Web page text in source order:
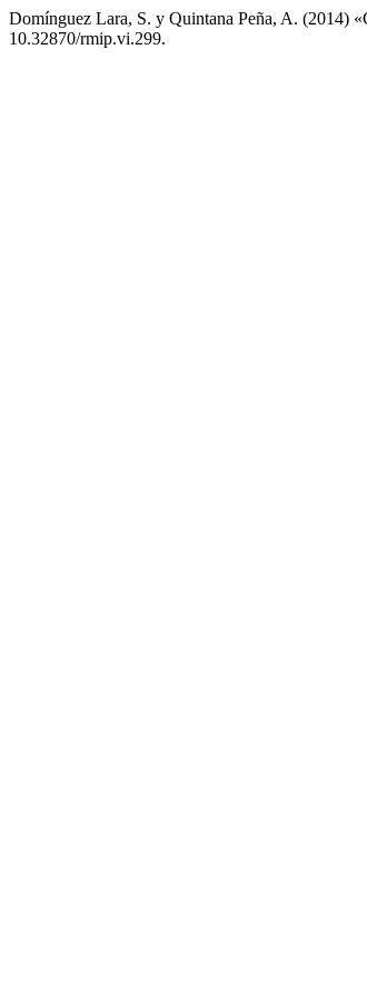
Domínguez Lara, S. y Quintana Peña, A. (2014)
10.32870/rmip.vi.299.